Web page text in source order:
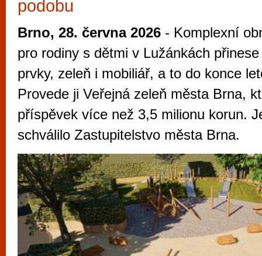
podobu
Brno, 28. června 2026 - Komplexní
pro rodiny s dětmi v Lužánkách
prvky, zeleň i mobiliář, a to do konce
Provede ji Veřejná zeleň města Brna,
příspěvek více než 3,5 milionu korun.
schválilo Zastupitelstvo města Brna.
Brno je
zajímavé
restaurace,
Mimo jiné je ale také místem, kde si
vyzkoušet různé kasinové hry. V
metropoli naleznete širokou nabídku her
po moderní automaty jak pro pravidelné
příležitostné hráče. V...